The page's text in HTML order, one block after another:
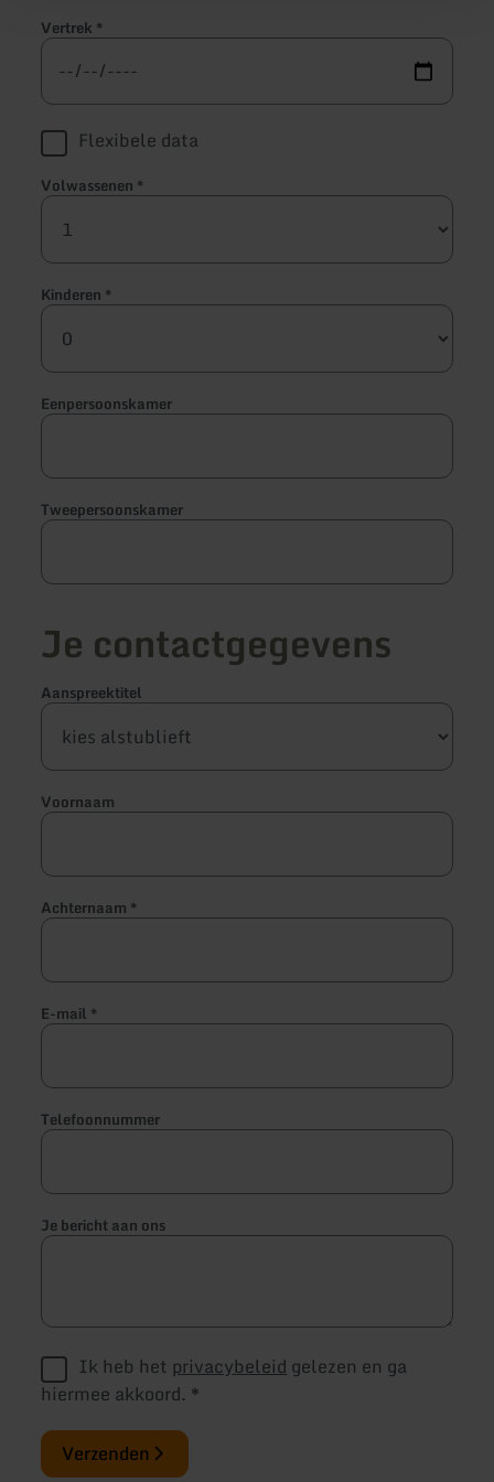
Vertrek *
Flexibele data
Volwassenen *
Kinderen *
Eenpersoonskamer
Tweepersoonskamer
Je contactgegevens
Aanspreektitel
Voornaam
Achternaam *
E-mail *
Telefoonnummer
Je bericht aan ons
Ik heb het privacybeleid gelezen en ga
hiermee akkoord. *
Verzenden